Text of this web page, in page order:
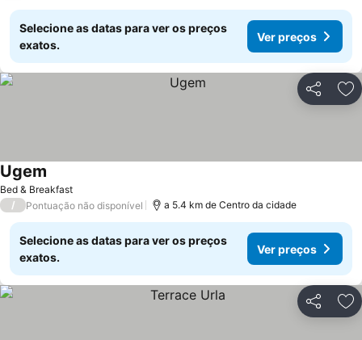
Selecione as datas para ver os preços
exatos.
Ver preços
Partilhar
Bed & Breakfast
Ugem
/ Pontuação não disponível a 5.4 km de Centro da cidade
Selecione as datas para ver os preços
exatos.
Ver preços
Partilhar